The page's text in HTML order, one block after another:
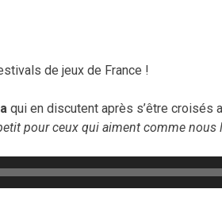
de jeux de France !
qui en discutent après s’être croisés
pour ceux qui aiment comme nous